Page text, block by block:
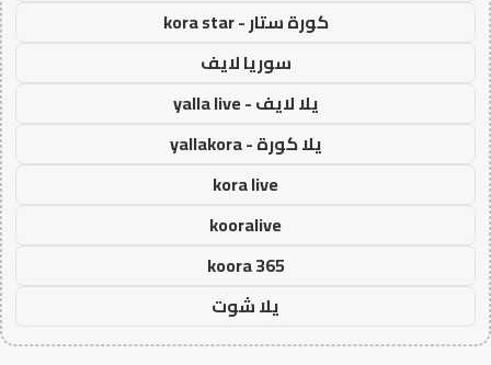
كورة ستار - kora star
سوريا لايف
يلا لايف - yalla live
يلا كورة - yallakora
kora live
kooralive
koora 365
يلا شوت